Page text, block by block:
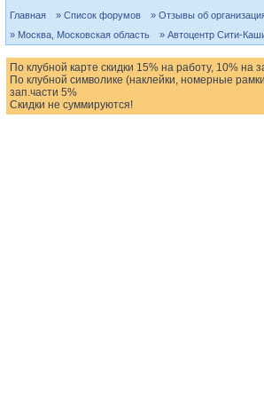
Главная » Список форумов
» Отзывы об
» Москва, Московская область
» Автоцентр Сити-
По клубной карте скидки 15% на работу, 10% на
По клубной символике (наклейки, номерные
зап.части 5%
Скидки не суммируются!